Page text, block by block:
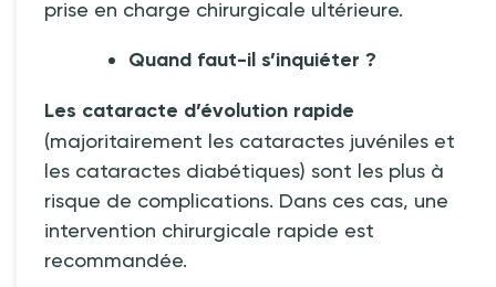
prise en charge chirurgicale ultérieure.
Quand faut-il s’inquiéter ?
Les cataracte d’évolution rapide
(majoritairement les cataractes juvéniles et
les cataractes diabétiques) sont les plus à
risque de complications. Dans ces cas, une
intervention chirurgicale rapide est
recommandée.